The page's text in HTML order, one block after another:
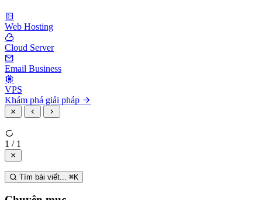
Web Hosting
Cloud Server
Email Business
VPS
Khám phá giải pháp
1 / 1
Tìm bài viết... ⌘K